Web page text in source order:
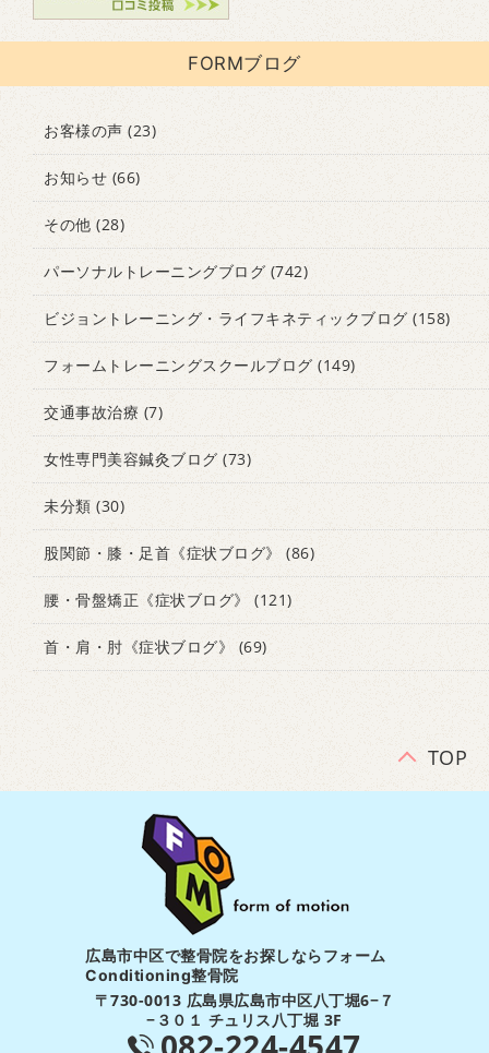
FORMブログ
お客様の声 (23)
お知らせ (66)
その他 (28)
パーソナルトレーニングブログ (742)
ビジョントレーニング・ライフキネティックブログ (158)
フォームトレーニングスクールブログ (149)
交通事故治療 (7)
女性専門美容鍼灸ブログ (73)
未分類 (30)
股関節・膝・足首《症状ブログ》 (86)
腰・骨盤矯正《症状ブログ》 (121)
首・肩・肘《症状ブログ》 (69)
TOP
広島市中区で整骨院をお探しならフォーム
Conditioning整骨院
〒730-0013 広島県広島市中区八丁堀6−７
−３０１ チュリス八丁堀 3F